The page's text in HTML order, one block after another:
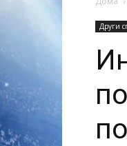
Други